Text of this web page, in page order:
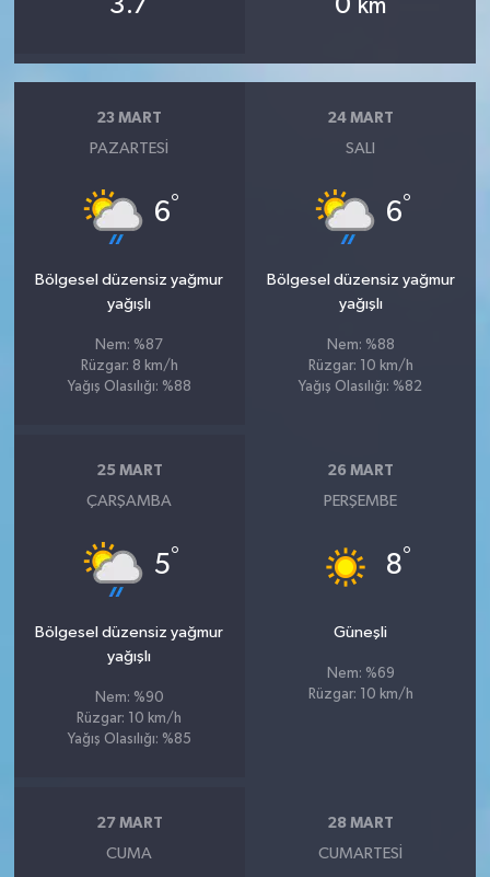
km
23 MART
PAZARTESI
6°
Bölgesel düzensiz yağmur
yağışlı
Nem: %87
Rüzgar: 8 km/h
Yağış Olasılığı: %88
24 MART
SALI
6°
Bölgesel düzensiz yağmur
yağışlı
Nem: %88
Rüzgar: 10 km/h
Yağış Olasılığı: %82
25 MART
ÇARŞAMBA
5°
Bölgesel düzensiz yağmur
yağışlı
Nem: %90
Rüzgar: 10 km/h
Yağış Olasılığı: %85
26 MART
PERŞEMBE
8°
Güneşli
Nem: %69
Rüzgar: 10 km/h
27 MART
CUMA
28 MART
CUMARTESI